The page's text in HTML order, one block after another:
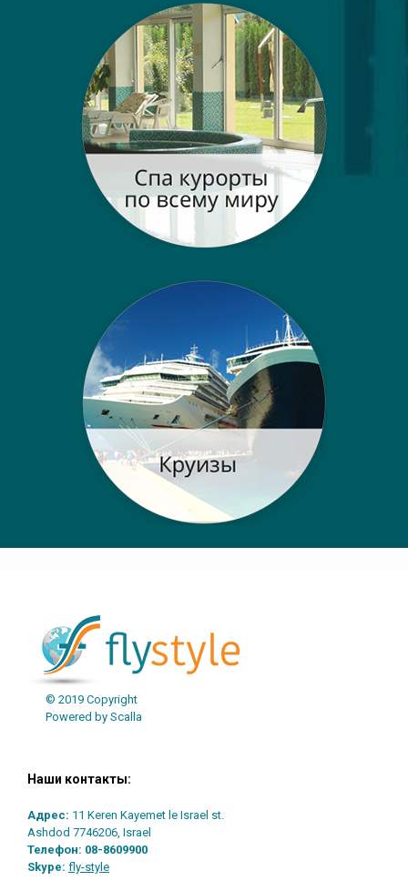
© 2019 Copyright
Powered by Scalla
Наши контакты:
Адрес: 11 Keren Kayemet le Israel st.
Ashdod 7746206, Israel
Телефон: 08-8609900
Skype: fly-style